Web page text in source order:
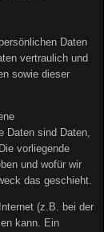
Daten
vertraulich und
sowie dieser
Daten sind Daten,
vorliegende
und wofür wir
das geschieht.
(z.B. bei der
kann. Ein